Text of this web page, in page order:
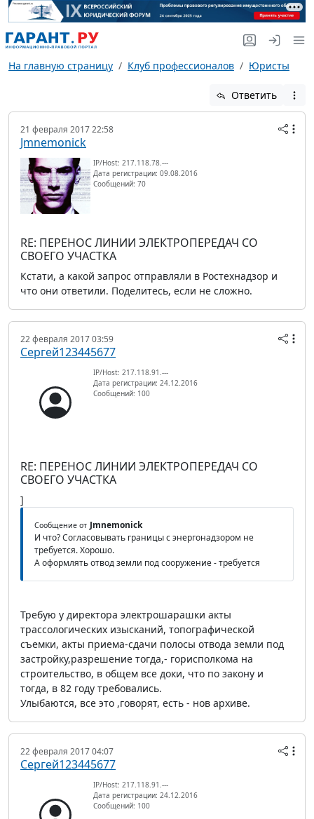
На главную страницу Клуб профессионалов Юристы
Ответить
21 февраля 2017 22:58
Jmnemonick
IP/Host: 217.118.78.---
Дата регистрации: 09.08.2016
Сообщений: 70
RE: ПЕРЕНОС ЛИНИИ ЭЛЕКТРОПЕРЕДАЧ СО
СВОЕГО УЧАСТКА
Кстати, а какой запрос отправляли в Ростехнадзор и
что они ответили. Поделитесь, если не сложно.
22 февраля 2017 03:59
Сергей123445677
IP/Host: 217.118.91.---
Дата регистрации: 24.12.2016
Сообщений: 100
RE: ПЕРЕНОС ЛИНИИ ЭЛЕКТРОПЕРЕДАЧ СО
СВОЕГО УЧАСТКА
]
Сообщение от Jmnemonick
И что? Согласовывать границы с энергонадзором не
требуется. Хорошо.
А оформлять отвод земли под сооружение - требуется
Требую у директора электрошарашки акты
трассологических изысканий, топографической
съемки, акты приема-сдачи полосы отвода земли под
застройку,разрешение тогда,- горисполкома на
строительство, в общем все доки, что по закону и
тогда, в 82 году требовались.
Улыбаются, все это ,говорят, есть - нов архиве.
22 февраля 2017 04:07
Сергей123445677
IP/Host: 217.118.91.---
Дата регистрации: 24.12.2016
Сообщений: 100